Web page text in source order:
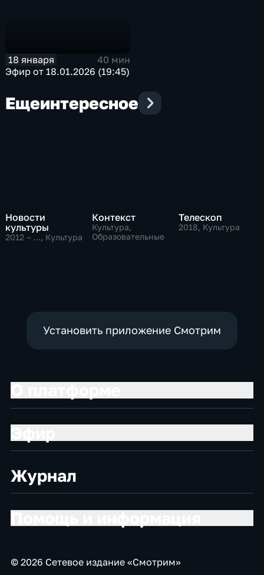
18 января
40 мин
Эфир от 18.01.2026 (19:45)
Ещеинтересное
Новости
культуры
2012 – …, Культура
Контекст
Культура,
Образовательные
Телескоп
2018, Культура
Установить приложение Смотрим
Журнал
© 2026 Сетевое издание «Смотрим»